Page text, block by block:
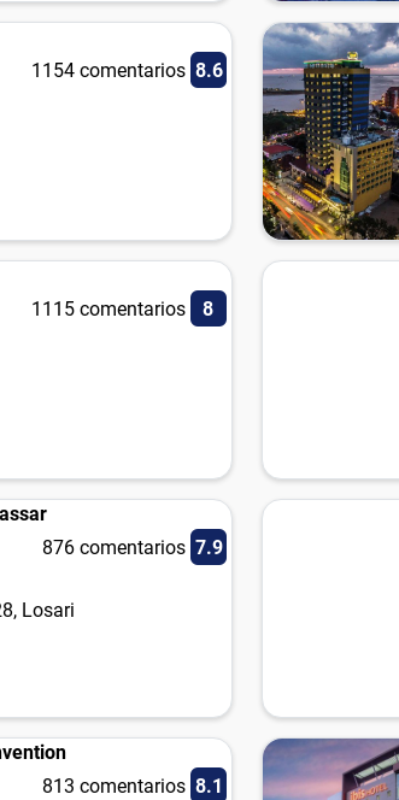
1154 comentarios 8.6
1115 comentarios
8
876 comentarios 7.9
Losari
813 comentarios 8.1